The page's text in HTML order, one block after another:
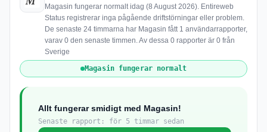
Magasin fungerar normalt idag (8 August 2026). Entireweb
Status registrerar inga pågående driftstörningar eller problem.
De senaste 24 timmarna har Magasin fått 1 användarrapporter,
varav 0 den senaste timmen. Av dessa 0 rapporter är 0 från
Sverige
Magasin fungerar normalt
Allt fungerar smidigt med Magasin!
Senaste rapport: för 5 timmar sedan